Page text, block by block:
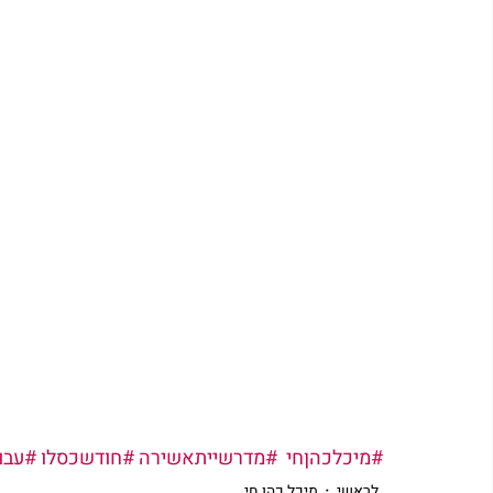
#מיכלכהןחי #מדרשייתאשירה#חודשכסלו